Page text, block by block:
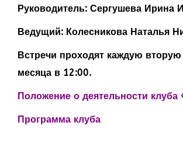
Руководитель: Сергушева Ирина
Ведущий: Колесникова Наталья
Встречи проходят каждую вторую
месяца в 12:00.
Положение о деятельности клуба
Программа клуба